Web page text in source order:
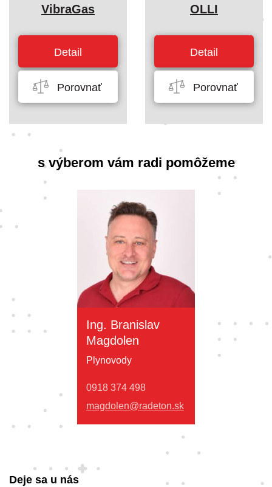
VibraGas
Detail
Porovnať
OLLI
Detail
Porovnať
s výberom vám radi pomôžeme
Ing. Branislav
Magdolen
Plynovody
0918 374 498
magdolen@radeton.sk
Deje sa u nás